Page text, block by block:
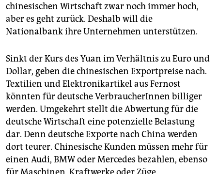
chinesischen Wirtschaft zwar noch immer hoch,
aber es geht zurück. Deshalb will die
Nationalbank ihre Unternehmen unterstützen.
Sinkt der Kurs des Yuan im Verhältnis zu Euro und
Dollar, geben die chinesischen Exportpreise nach.
Textilien und Elektronikartikel aus Fernost
könnten für deutsche VerbraucherInnen billiger
werden. Umgekehrt stellt die Abwertung für die
deutsche Wirtschaft eine potenzielle Belastung
dar. Denn deutsche Exporte nach China werden
dort teurer. Chinesische Kunden müssen mehr für
einen Audi, BMW oder Mercedes bezahlen, ebenso